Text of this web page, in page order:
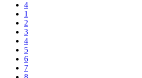
4
1
2
3
4
5
6
7